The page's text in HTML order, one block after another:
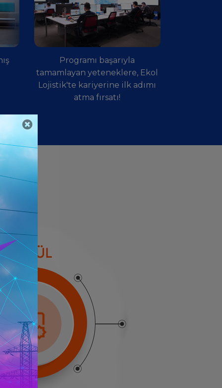
Programı başarıyla
tamamlayan yeteneklere, Ekol
Lojistik'te kariyerine ilk adımı
atma fırsatı!